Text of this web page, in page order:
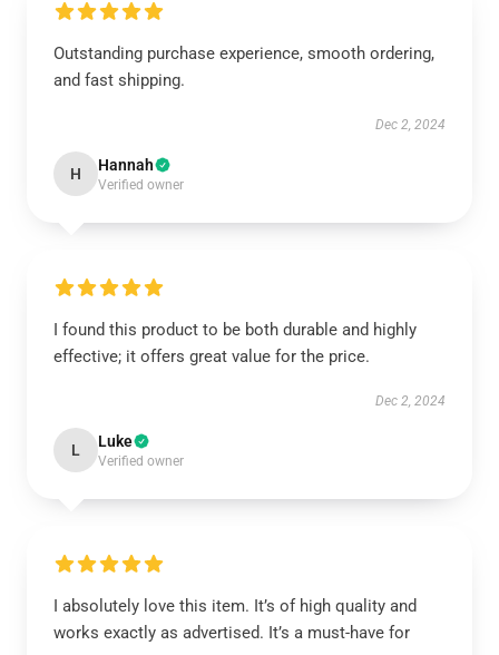
Outstanding purchase experience, smooth ordering,
and fast shipping.
Dec 2, 2024
H Hannah
Verified owner
I found this product to be both durable and highly
effective; it offers great value for the price.
Dec 2, 2024
L Luke
Verified owner
I absolutely love this item. It’s of high quality and
works exactly as advertised. It’s a must-have for